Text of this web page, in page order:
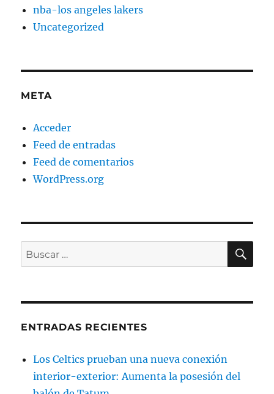
nba-los angeles lakers
Uncategorized
META
Acceder
Feed de entradas
Feed de comentarios
WordPress.org
Buscar
por:
ENTRADAS RECIENTES
Los Celtics prueban una nueva conexión
interior-exterior: Aumenta la posesión del